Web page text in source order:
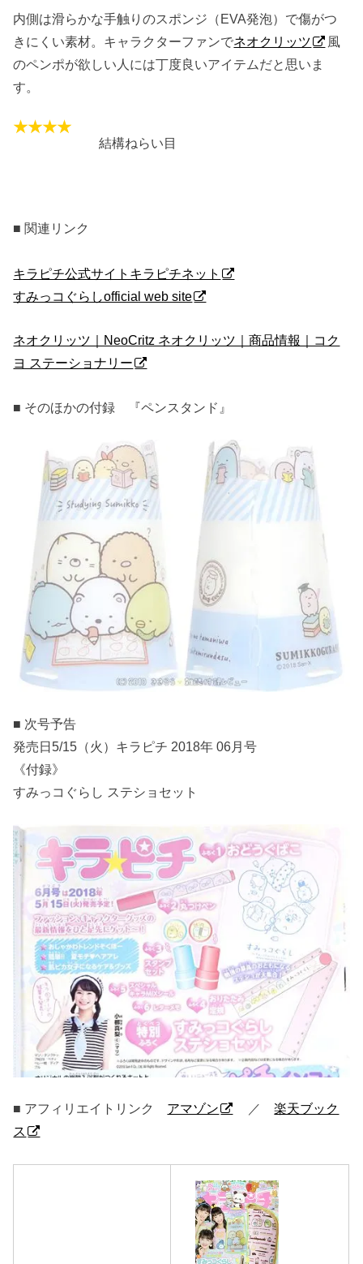
内側は滑らかな手触りのスポンジ（EVA発泡）で傷がつ
きにくい素材。キャラクターファンでネオクリッツ
風
のペンポが欲しい人には丁度良いアイテムだと思いま
す。
結構ねらい目
■ 関連リンク
キラピチ公式サイトキラピチネット
すみっコぐらしofficial web site
ネオクリッツ｜NeoCritz ネオクリッツ｜商品情報｜コク
ヨ ステーショナリー
■ そのほかの付録 『ペンスタンド』
■ 次号予告
発売日5/15（火）キラピチ 2018年 06月号
《付録》
すみっコぐらし ステショセット
■ アフィリエイトリンク アマゾン ／楽天ブック
ス